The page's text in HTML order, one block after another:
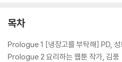
흘러가버린다. 이 책이 필요한 이유다!
부탁해] 공식 레시피북이다.
목차
Prologue 1 [냉장고를 부탁해] PD, 성
Prologue 2 요리하는 웹툰 작가, 김풍